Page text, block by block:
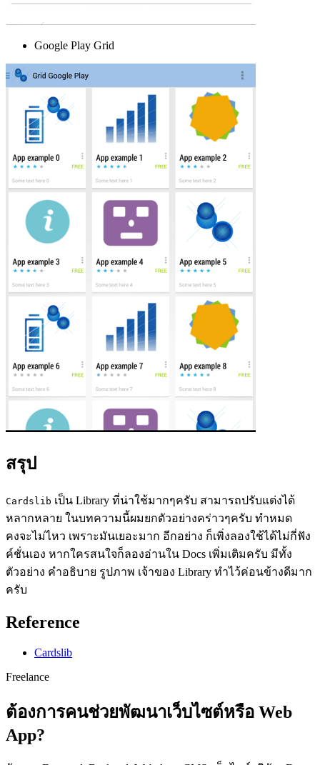
Google Play Grid
สรุป
Cardslib เป็น Library ที่น่าใช้มากๆครับ สามารถปรับแต่งได้
หลากหลาย ในบทความนี้ผมยกตัวอย่างคร่าวๆครับ ทำหมด
คงจะไม่ไหว เพราะมันเยอะมาก อีกอย่าง ก็เพิ่งลองใช้ได้ไม่กี่ฟัง
ค์ชั่นเอง หากใครสนใจก็ลองอ่านใน Docs เพิ่มเติมครับ มีทั้ง
ตัวอย่าง คำอธิบาย รูปภาพ เจ้าของ Library ทำไว้ค่อนข้างดีมาก
ครับ
Reference
Cardslib
Freelance
ต้องการคนช่วยพัฒนาเว็บไซต์หรือ Web
App?